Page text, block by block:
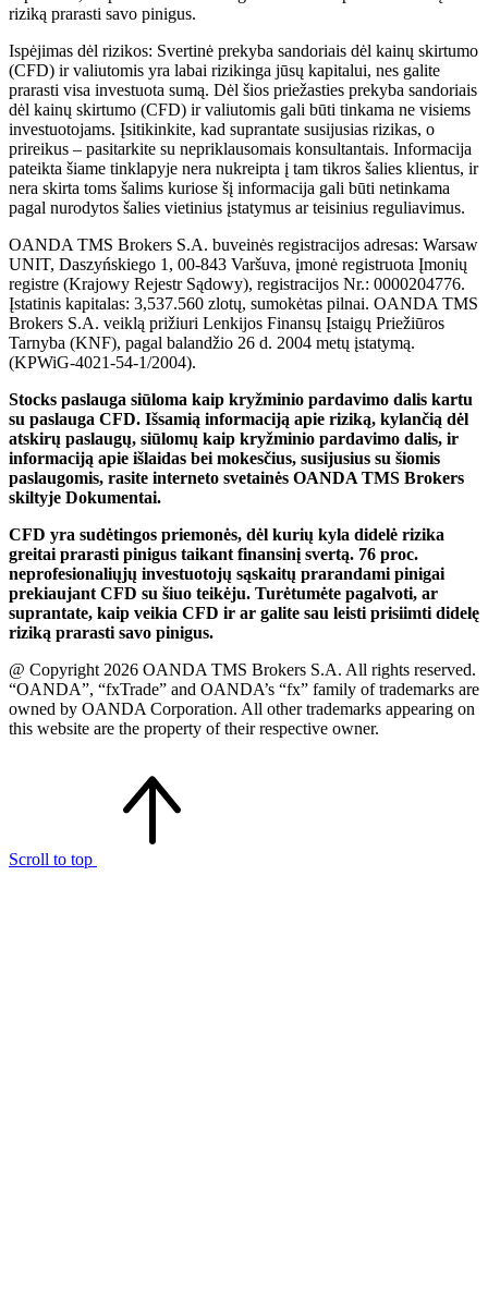
riziką prarasti savo pinigus.
Ispėjimas dėl rizikos: Svertinė prekyba sandoriais dėl kainų skirtumo
(CFD) ir valiutomis yra labai rizikinga jūsų kapitalui, nes galite
prarasti visa investuota sumą. Dėl šios priežasties prekyba sandoriais
dėl kainų skirtumo (CFD) ir valiutomis gali būti tinkama ne visiems
investuotojams. Įsitikinkite, kad suprantate susijusias rizikas, o
prireikus – pasitarkite su nepriklausomais konsultantais. Informacija
pateikta šiame tinklapyje nera nukreipta į tam tikros šalies klientus, ir
nera skirta toms šalims kuriose šį informacija gali būti netinkama
pagal nurodytos šalies vietinius įstatymus ar teisinius reguliavimus.
OANDA TMS Brokers S.A. buveinės registracijos adresas: Warsaw
UNIT, Daszyńskiego 1, 00-843 Varšuva, įmonė registruota Įmonių
registre (Krajowy Rejestr Sądowy), registracijos Nr.: 0000204776.
Įstatinis kapitalas: 3,537.560 zlotų, sumokėtas pilnai. OANDA TMS
Brokers S.A. veiklą prižiuri Lenkijos Finansų Įstaigų Priežiūros
Tarnyba (KNF), pagal balandžio 26 d. 2004 metų įstatymą.
(KPWiG-4021-54-1/2004).
Stocks paslauga siūloma kaip kryžminio pardavimo dalis kartu
su paslauga CFD. Išsamią informaciją apie riziką, kylančią dėl
atskirų paslaugų, siūlomų kaip kryžminio pardavimo dalis, ir
informaciją apie išlaidas bei mokesčius, susijusius su šiomis
paslaugomis, rasite interneto svetainės OANDA TMS Brokers
skiltyje Dokumentai.
CFD yra sudėtingos priemonės, dėl kurių kyla didelė rizika
greitai prarasti pinigus taikant finansinį svertą. 76 proc.
neprofesionaliųjų investuotojų sąskaitų prarandami pinigai
prekiaujant CFD su šiuo teikėju. Turėtumėte pagalvoti, ar
suprantate, kaip veikia CFD ir ar galite sau leisti prisiimti didelę
riziką prarasti savo pinigus.
@ Copyright 2026 OANDA TMS Brokers S.A. All rights reserved.
“OANDA”, “fxTrade” and OANDA’s “fx” family of trademarks are
owned by OANDA Corporation. All other trademarks appearing on
this website are the property of their respective owner.
Scroll to top